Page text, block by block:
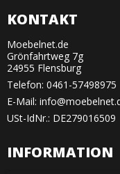
KONTAKT
Moebelnet.de
Grönfahrtweg 7g
24955 Flensburg
Telefon: 0461-57498975
E-Mail:
USt-IdNr.: DE279016509
INFORMATION